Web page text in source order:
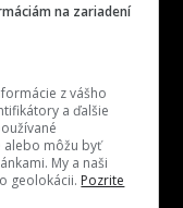
na zariadení
z vášho
a ďalšie
alebo môžu byť
My a naši
geolokácii. Pozrite